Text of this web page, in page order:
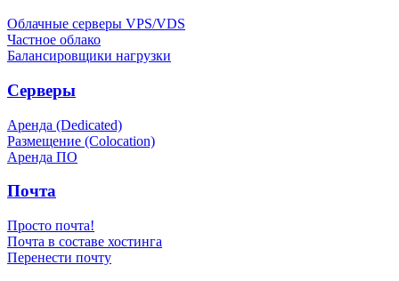
Облачные серверы VPS/VDS
Частное облако
Балансировщики нагрузки
Серверы
Аренда (Dedicated)
Размещение (Colocation)
Аренда ПО
Почта
Просто почта!
Почта в составе хостинга
Перенести почту